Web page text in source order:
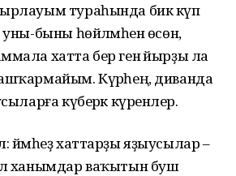
тураһында бик күп
быны һөйләмәһен өсөн,
хатта бер генә йырҙы ла
Күрәһең, диванда
күберәк күренәлер.
хаттарҙы яҙыусылар –
ханымдар ваҡытын буш